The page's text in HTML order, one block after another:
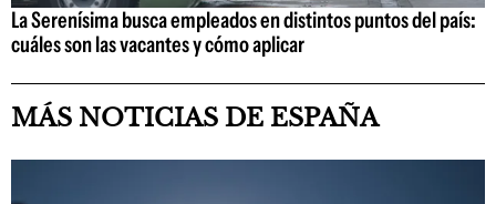
La Serenísima busca empleados en distintos puntos del país:
cuáles son las vacantes y cómo aplicar
MÁS NOTICIAS DE ESPAÑA